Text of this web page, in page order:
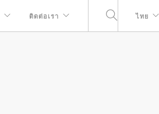
ติดต่อเรา ไทย